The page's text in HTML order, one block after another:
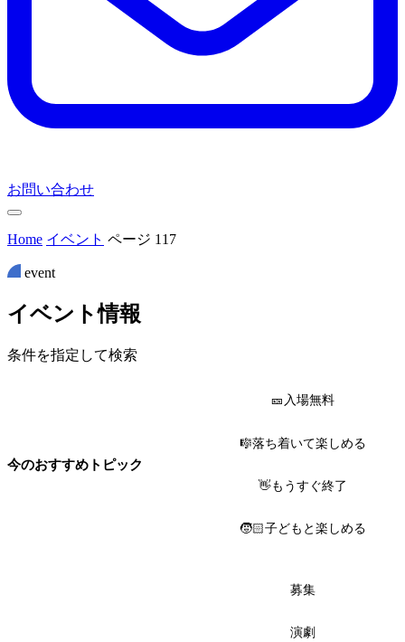
お問い合わせ
Home イベント ページ 117
event
イベン ト情報
条件を指定して検索
今のおすすめトピック
🎫入場無料
🎼落ち着いて楽しめる
👋もうすぐ終了
🧒🏻子どもと楽しめる
募集
演劇